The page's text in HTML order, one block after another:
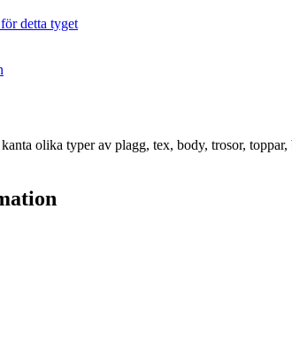
detta tyget
olika typer av plagg, tex, body, trosor,